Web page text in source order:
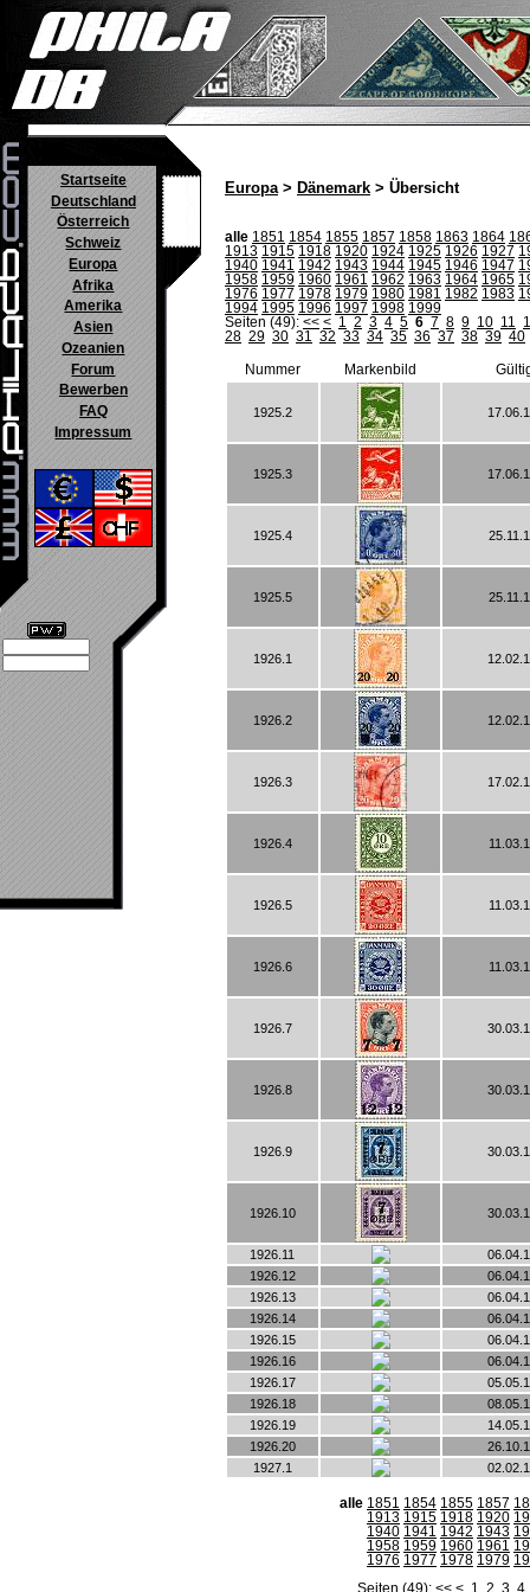
Startseite
Deutschland
Österreich
Schweiz
Europa
Afrika
Amerika
Asien
Ozeanien
Forum
Bewerben
FAQ
Impressum
Europa> Dänemark > Übersicht
alle 1851 1854 1855 1857 1858 1863 1864
1913 1915 1918 1920 1924 1925 1926 1927
1940 1941 1942 1943 1944 1945 1946 1947
1958 1959 1960 1961 1962 1963 1964 1965
1976 1977 1978 1979 1980 1981 1982 1983
1994 1995 1996 1997 1998 1999
Seiten (49): << < 1 2 3 4 5 6 7 8 9 10 11
28 29 30 31 32 33 34 35 36 37 38 39 40
Nummer Markenbild
1925.2
1925.3
1925.4
1925.5
1926.1
1926.2
1926.3
1926.4
1926.5
1926.6
1926.7
1926.8
1926.9
1926.10
1926.11
1926.12
1926.13
1926.14
1926.15
1926.16
1926.17
1926.18
1926.19
1926.20
1927.1
alle 1851 1854 1855 1857
1913 1915 1918 1920
1940 1941 1942 1943
1958 1959 1960 1961
1976 1977 1978 1979
Seiten (49): << < 1 2 3 4